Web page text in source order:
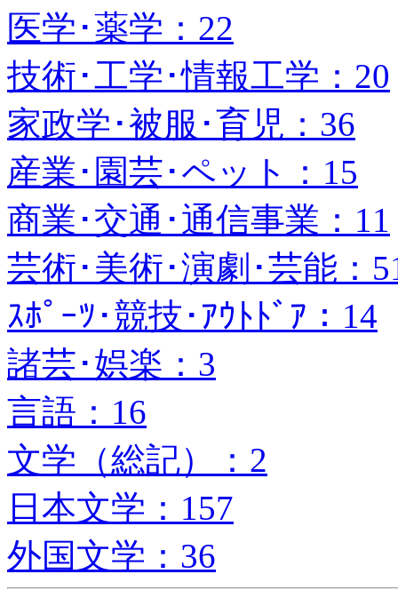
医学･薬学：22
技術･工学･情報工学：20
家政学･被服･育児：36
産業･園芸･ペット：15
商業･交通･通信事業：11
芸術･美術･演劇･芸能：
ｽﾎﾟｰﾂ･競技･ｱｳﾄﾄﾞｱ：14
諸芸･娯楽：3
言語：16
文学（総記）：2
日本文学：157
外国文学：36